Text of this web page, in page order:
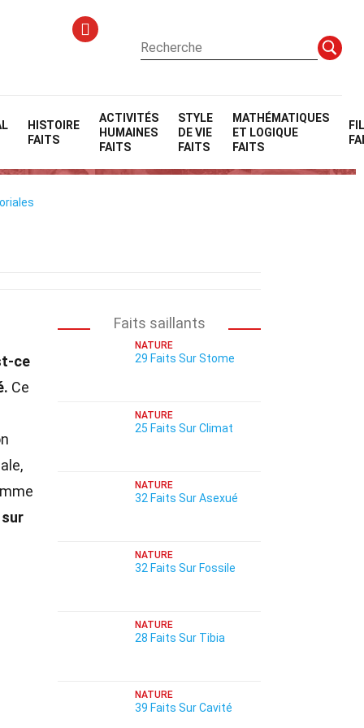
HISTOIRE
FAITS
ACTIVITÉS
HUMAINES
FAITS
STYLE
DE VIE
FAITS
MATHÉMATIQUES
ET LOGIQUE
FAITS
ce
Ce
Faits saillants
NATURE
29 Faits Sur Stome
NATURE
25 Faits Sur Climat
NATURE
32 Faits Sur Asexué
NATURE
32 Faits Sur Fossile
NATURE
28 Faits Sur Tibia
NATURE
39 Faits Sur Cavité